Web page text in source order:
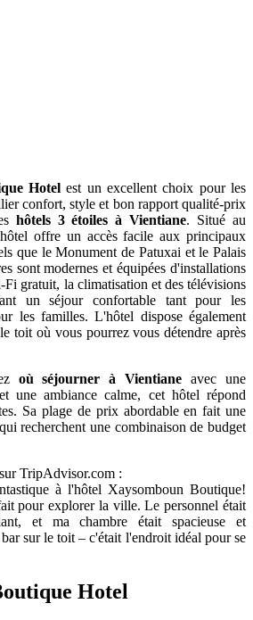
Hotel est un excellent choix pour les
confort, style et bon rapport qualité-prix
hôtels 3 étoiles à Vientiane. Situé au
offre un accès facile aux principaux
que le Monument de Patuxai et le Palais
sont modernes et équipées d'installations
Fi gratuit, la climatisation et des télévisions
un séjour confortable tant pour les
les familles. L'hôtel dispose également
toit où vous pourrez vous détendre après
où séjourner à Vientiane avec une
une ambiance calme, cet hôtel répond
Sa plage de prix abordable en fait une
recherchent une combinaison de budget
TripAdvisor.com :
à l'hôtel Xaysomboun Boutique!
pour explorer la ville. Le personnel était
et ma chambre était spacieuse et
sur le toit – c'était l'endroit idéal pour se
Hotel